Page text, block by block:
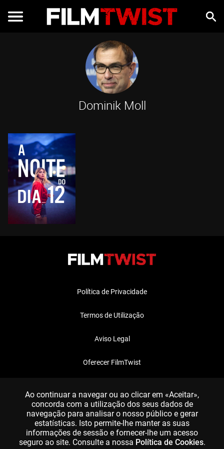
Dominik Moll
Política de Privacidade
Termos de Utilização
Aviso Legal
Oferecer FilmTwist
Ao continuar a navegar ou ao clicar em «Aceitar»,
concorda com a utilização dos seus dados de
navegação para analisar o nosso público e gerar
estatísticas. Isto permite-lhe manter as suas
informações de sessão e fornecer-lhe um acesso
seguro ao site. Consulte a nossa Política de Cookies.